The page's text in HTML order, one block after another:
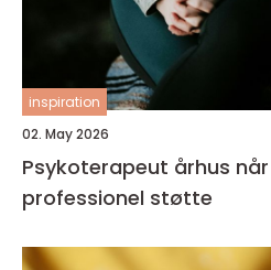
inspiration
02. May 2026
Psykoterapeut århus når livet kalder på
professionel støtte